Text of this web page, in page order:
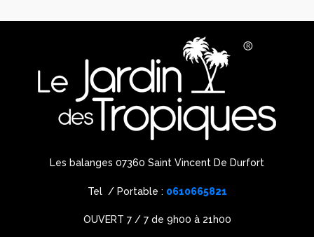
Les balanges 07360 Saint Vincent De Durfort
Tel / Portable : 0610665821
OUVERT 7 / 7 de 9h00 à 21h00